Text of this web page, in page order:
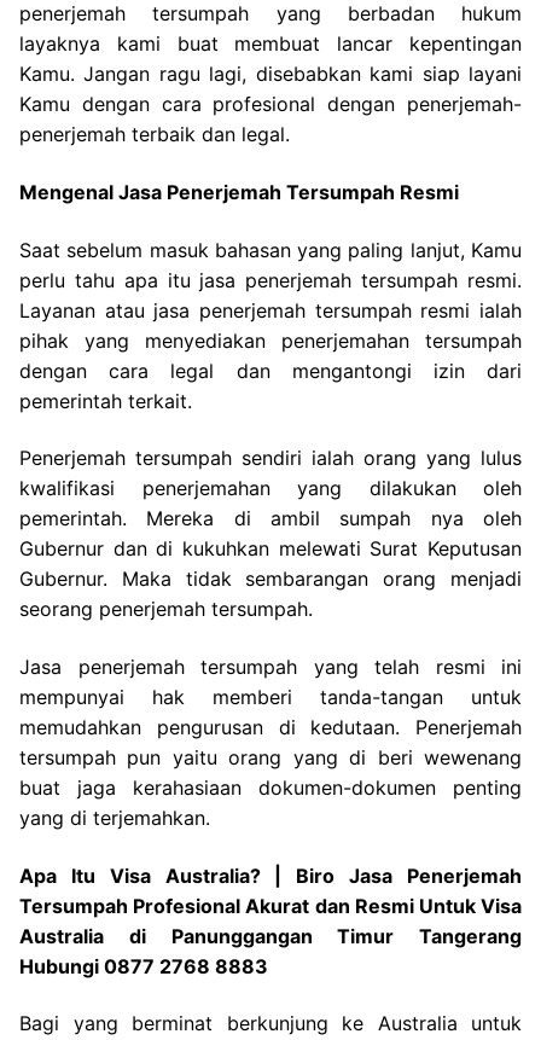
penerjemah tersumpah yang berbadan hukum
layaknya kami buat membuat lancar kepentingan
Kamu. Jangan ragu lagi, disebabkan kami siap layani
Kamu dengan cara profesional dengan penerjemah-
penerjemah terbaik dan legal.
Mengenal Jasa Penerjemah Tersumpah Resmi
Saat sebelum masuk bahasan yang paling lanjut, Kamu
perlu tahu apa itu jasa penerjemah tersumpah resmi.
Layanan atau jasa penerjemah tersumpah resmi ialah
pihak yang menyediakan penerjemahan tersumpah
dengan cara legal dan mengantongi izin dari
pemerintah terkait.
Penerjemah tersumpah sendiri ialah orang yang lulus
kwalifikasi penerjemahan yang dilakukan oleh
pemerintah. Mereka di ambil sumpah nya oleh
Gubernur dan di kukuhkan melewati Surat Keputusan
Gubernur. Maka tidak sembarangan orang menjadi
seorang penerjemah tersumpah.
Jasa penerjemah tersumpah yang telah resmi ini
mempunyai hak memberi tanda-tangan untuk
memudahkan pengurusan di kedutaan. Penerjemah
tersumpah pun yaitu orang yang di beri wewenang
buat jaga kerahasiaan dokumen-dokumen penting
yang di terjemahkan.
Apa Itu Visa Australia? | Biro Jasa Penerjemah
Tersumpah Profesional Akurat dan Resmi Untuk Visa
Australia di Panunggangan Timur Tangerang
Hubungi 0877 2768 8883
Bagi yang berminat berkunjung ke Australia untuk